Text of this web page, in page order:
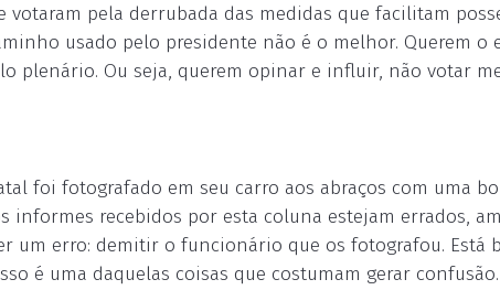
votaram pela derrubada das medidas que facilitam
usado pelo presidente não é o melhor. Querem o
plenário. Ou seja, querem opinar e influir, não votar
foi fotografado em seu carro aos abraços com uma
informes recebidos por esta coluna estejam errados,
um erro: demitir o funcionário que os fotografou. Está
é uma daquelas coisas que costumam gerar